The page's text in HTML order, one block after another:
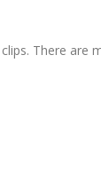
There are